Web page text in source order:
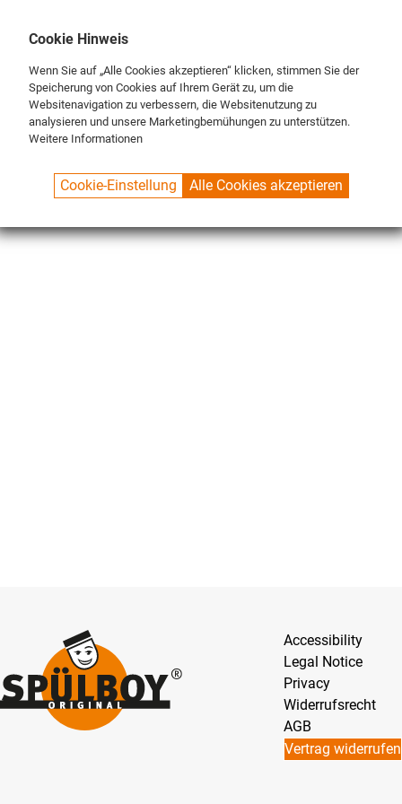
SPUELBOY.DE SHOP NU® LINE DEVICES NU® WATER+
Accessibility
Legal Notice
Privacy
Widerrufsrecht
AGB
Vertrag widerrufen
Cookie Hinweis
Wenn Sie auf „Alle Cookies akzeptieren“ klicken, stimmen Sie der
Speicherung von Cookies auf Ihrem Gerät zu, um die
Websitenavigation zu verbessern, die Websitenutzung zu
analysieren und unsere Marketingbemühungen zu unterstützen.
Weitere Informationen
Cookie-Einstellung Alle Cookies akzeptieren